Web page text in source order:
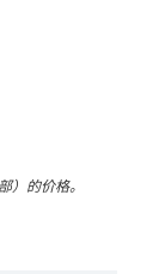
）的价格。